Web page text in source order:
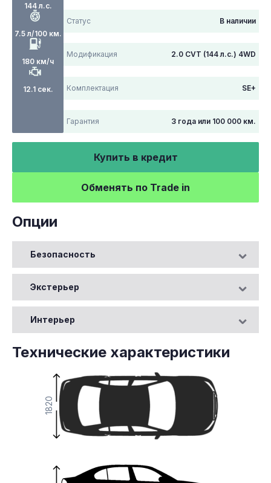
144 л.с.
7.5 л/100 км.
180 км/ч
12.1 сек.
Статус В наличии
Модификация 2.0 CVT (144 л.с.) 4WD
Комплектация SE+
Гарантия 3 года или 100 000 км.
Купить в кредит
Обменять по Trade in
Опции
Безопасность
Экстерьер
Интерьер
Технические характеристики
1820